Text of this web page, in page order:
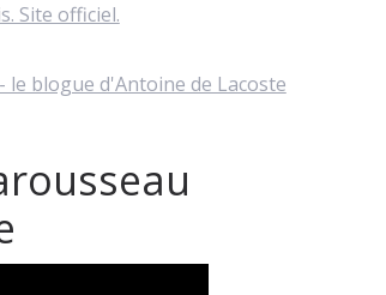
Site officiel.
le blogue d'Antoine de Lacoste